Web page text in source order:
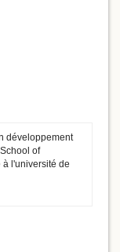
développement
of
à l'université de